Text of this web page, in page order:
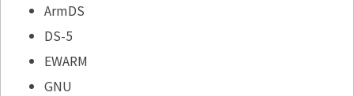
ArmDS
DS-5
EWARM
GNU